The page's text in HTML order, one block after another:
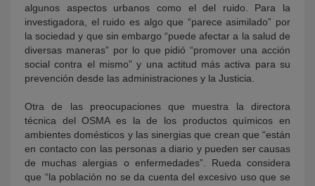
algunos aspectos urbanos como el del ruido. Para la
investigadora, el ruido es algo que “parece asimilado” por
la sociedad y que sin embargo “puede afectar a la salud de
diversas maneras” por lo que pidió “promover una acción
social contra el mismo” y una actitud más activa para su
prevención desde las administraciones y la Justicia.
Otra de las preocupaciones que muestra la directora
técnica del OSMA es la de los productos químicos en
ambientes domésticos y las sinergias que crean que “están
en contacto con las personas a diario y pueden ser causas
de muchas alergias o enfermedades”. Rueda considera
que “la población no se da cuenta del excesivo uso que se